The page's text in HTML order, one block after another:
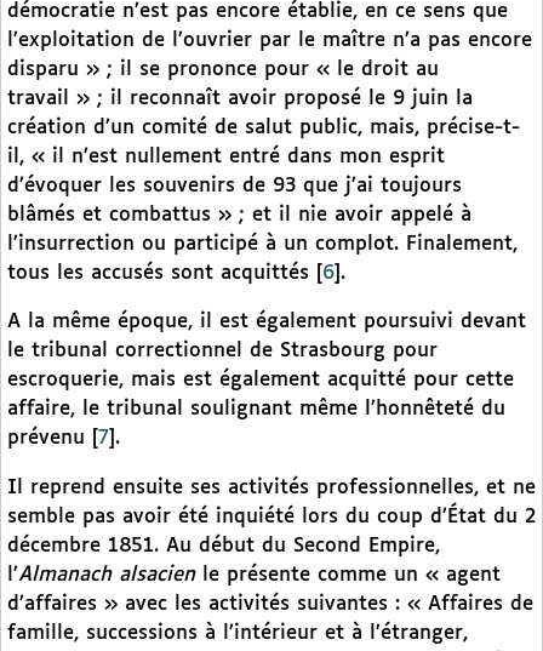
démocratie n’est pas encore établie, en ce sens que
l’exploitation de l’ouvrier par le maître n’a pas encore
disparu » ; il se prononce pour « le droit au
travail » ; il reconnaît avoir proposé le 9 juin la
création d’un comité de salut public, mais, précise-t-
il, « il n’est nullement entré dans mon esprit
d’évoquer les souvenirs de 93 que j’ai toujours
blâmés et combattus » ; et il nie avoir appelé à
l’insurrection ou participé à un complot. Finalement,
tous les accusés sont acquittés
6 .
A la même époque, il est également poursuivi devant
le tribunal correctionnel de Strasbourg pour
escroquerie, mais est également acquitté pour cette
affaire, le tribunal soulignant même l’honnêteté du
prévenu
7 .
Il reprend ensuite ses activités professionnelles, et ne
semble pas avoir été inquiété lors du coup d’État du 2
décembre 1851. Au début du Second Empire,
l’Almanach alsacienle présente comme un « agent
d’affaires » avec les activités suivantes : « Affaires de
famille, successions à l’intérieur et à l’étranger,